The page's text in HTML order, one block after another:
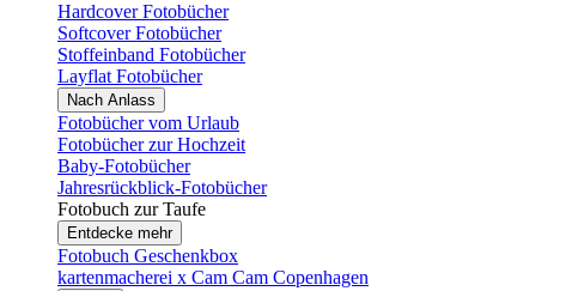
Hardcover Fotobücher
Softcover Fotobücher
Stoffeinband Fotobücher
Layflat Fotobücher
Nach Anlass
Fotobücher vom Urlaub
Fotobücher zur Hochzeit
Baby-Fotobücher
Jahresrückblick-Fotobücher
Fotobuch zur Taufe
Entdecke mehr
Fotobuch Geschenkbox
kartenmacherei x Cam Cam Copenhagen